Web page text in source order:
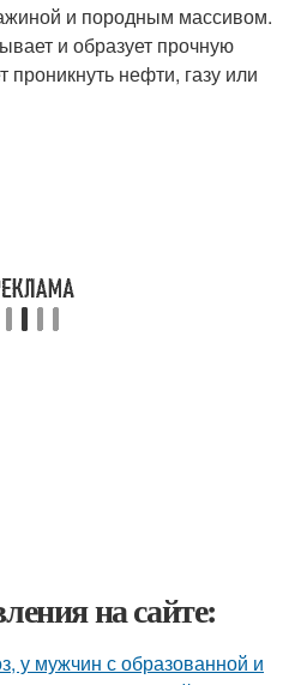
и породным массивом.
и образует прочную
проникнуть нефти, газу или
на сайте:
у мужчин с образованной и